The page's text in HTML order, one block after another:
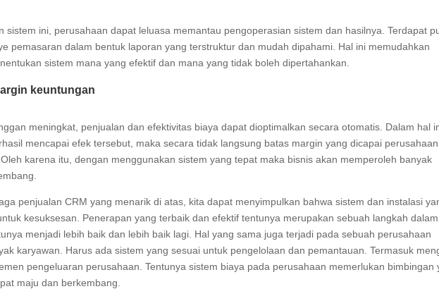
sistem ini, perusahaan dapat leluasa memantau pengoperasian sistem dan hasilnya. Terdapat
pemasaran dalam bentuk laporan yang terstruktur dan mudah dipahami. Hal ini memudahkan
sistem mana yang efektif dan mana yang tidak boleh dipertahankan.
keuntungan
meningkat, penjualan dan efektivitas biaya dapat dioptimalkan secara otomatis. Dalam hal
mencapai efek tersebut, maka secara tidak langsung batas margin yang dicapai perusahaan
karena itu, dengan menggunakan sistem yang tepat maka bisnis akan memperoleh banyak
penjualan CRM yang menarik di atas, kita dapat menyimpulkan bahwa sistem dan instalasi
kesuksesan. Penerapan yang terbaik dan efektif tentunya merupakan sebuah langkah dalam
menjadi lebih baik dan lebih baik lagi. Hal yang sama juga terjadi pada sebuah perusahaan
karyawan. Harus ada sistem yang sesuai untuk pengelolaan dan pemantauan. Termasuk
pengeluaran perusahaan. Tentunya sistem biaya pada perusahaan memerlukan bimbingan
maju dan berkembang.